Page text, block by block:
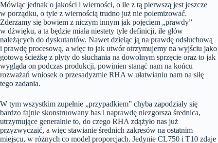
Mówiąc jednak o jakości i wierności, o ile z tą pierwszą jest jeszcze
w porządku, o tyle z wiernością trudno już nie polemizować.
Zderzamy się bowiem z niczym innym jak pojęciem „prawdy”
w dźwięku, a ta będzie miała niestety tyle definicji, ile głów
należących do dyskutantów. Nawet dzieląc ją na prawdę odsłuchową
i prawdę procesową, a więc to jak utwór otrzymujemy na wyjściu jako
gotową ścieżkę z płyty do słuchania na dowolnym sprzęcie oraz to jak
wygląda on podczas produkcji, powinien stanąć nam na końcu
rozważań wniosek o przesadyzmie RHA w ułatwianiu nam na siłę
tego zadania.
W tym wszystkim zupełnie „przypadkiem” chyba zapodziały się
bardzo fajnie skonstruowany bas i naprawdę niezgorsza średnica,
utrzymujące generalnie to, do czego RHA zdążyło nas już
przyzwyczaić, a więc stawianie średnich zakresów na ostatnim
miejscu, w różnych co model proporcjach. Jedynie CL750 i T10 zdaje